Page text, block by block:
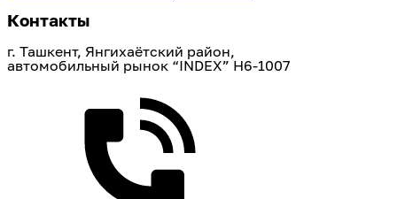
Контакты
г. Ташкент, Янгихаётский район,
автомобильный рынок “INDEX” H6-1007